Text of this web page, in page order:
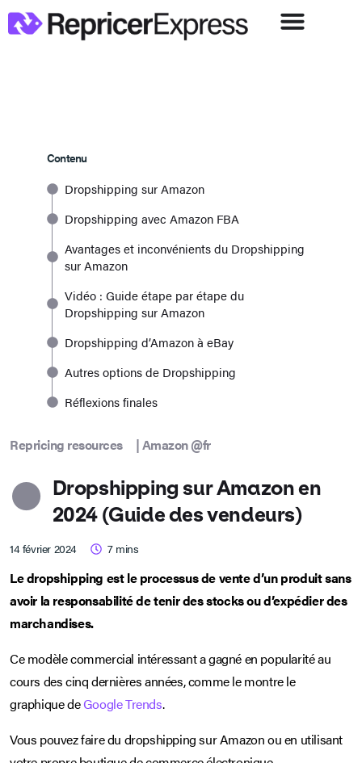
Contenu
Dropshipping sur Amazon
Dropshipping avec Amazon FBA
Avantages et inconvénients du Dropshipping
sur Amazon
Vidéo : Guide étape par étape du
Dropshipping sur Amazon
Dropshipping d’Amazon à eBay
Autres options de Dropshipping
Réflexions finales
Repricing resources |Amazon @fr
Dropshipping sur Amazon en
2024 (Guide des vendeurs)
14 février 2024 7 mins
Le dropshipping est le processus de vente d’un produit sans
avoir la responsabilité de tenir des stocks ou d’expédier des
marchandises.
Ce modèle commercial intéressant a gagné en popularité au
cours des cinq dernières années, comme le montre le
graphique deGoogle Trends.
Vous pouvez faire du dropshipping sur Amazon ou en utilisant